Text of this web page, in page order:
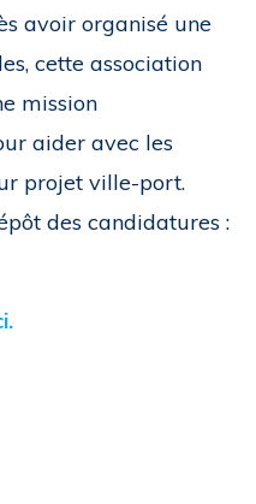
avoir organisé une
cette association
mission
aider avec les
projet ville-port.
des candidatures :